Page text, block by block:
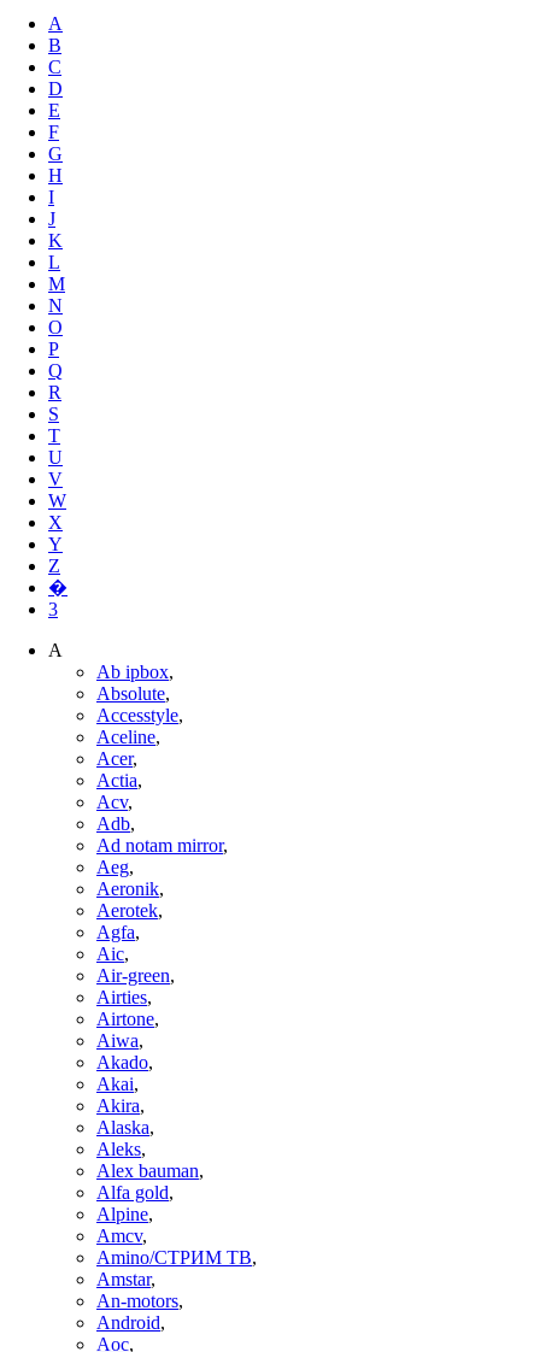
A
B
C
D
E
F
G
H
I
J
K
L
M
N
O
P
Q
R
S
T
U
V
W
X
Y
Z
�
3
A
Ab ipbox,
Absolute,
Accesstyle,
Aceline,
Acer,
Actia,
Acv,
Adb,
Ad notam mirror,
Aeg,
Aeronik,
Aerotek,
Agfa,
Aic,
Air-green,
Airties,
Airtone,
Aiwa,
Akado,
Akai,
Akira,
Alaska,
Aleks,
Alex bauman,
Alfa gold,
Alpine,
Amcv,
Amino/СТРИМ ТВ,
Amstar,
An-motors,
Android,
Aoc,